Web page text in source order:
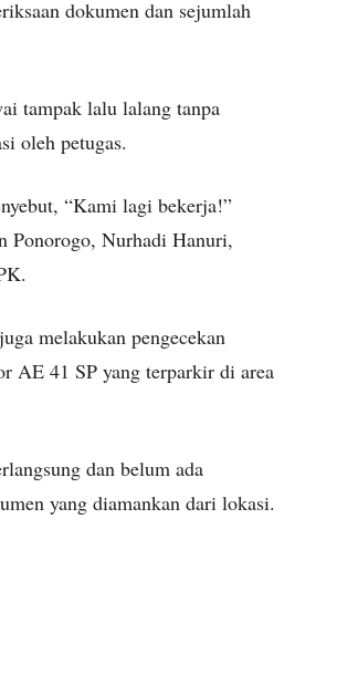
dokumen dan sejumlah
tampak lalu lalang tanpa
oleh petugas.
“Kami lagi bekerja!”
Ponorogo, Nurhadi Hanuri,
melakukan pengecekan
AE 41 SP yang terparkir di area
dan belum ada
yang diamankan dari lokasi.